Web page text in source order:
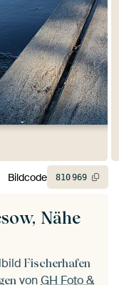
Nähe
Fischerhafen
vonGH Foto &
Bildcode 810969